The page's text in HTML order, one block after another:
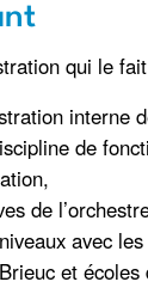
qui le
interne
de
de
avec
et